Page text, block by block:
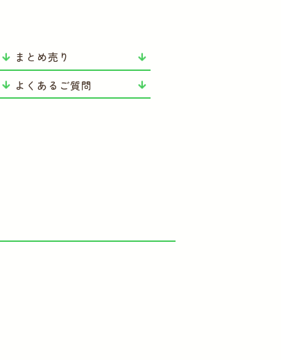
まとめ売り
よくあるご質問